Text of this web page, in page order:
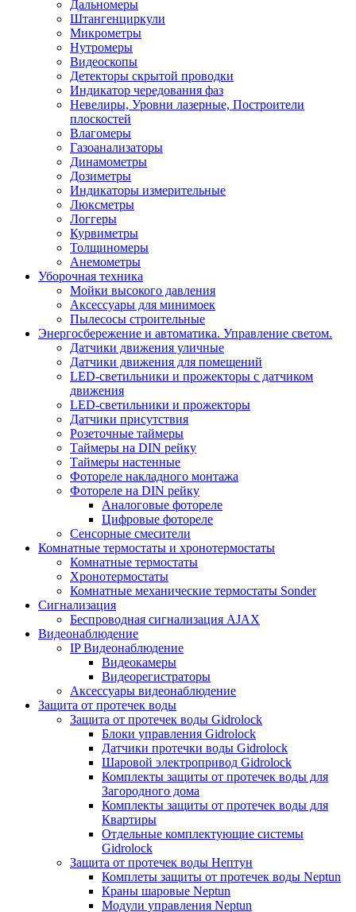
Дальномеры
Штангенциркули
Микрометры
Нутромеры
Видеоскопы
Детекторы скрытой проводки
Индикатор чередования фаз
Невелиры, Уровни лазерные, Построители
плоскостей
Влагомеры
Газоанализаторы
Динамометры
Дозиметры
Индикаторы измерительные
Люксметры
Логгеры
Курвиметры
Толщиномеры
Анемометры
Уборочная техника
Мойки высокого давления
Аксессуары для минимоек
Пылесосы строительные
Энергосбережение и автоматика. Управление светом.
Датчики движения уличные
Датчики движения для помещений
LED-светильники и прожекторы с датчиком
движения
LED-светильники и прожекторы
Датчики присутствия
Розеточные таймеры
Таймеры на DIN рейку
Таймеры настенные
Фотореле накладного монтажа
Фотореле на DIN рейку
Аналоговые фотореле
Цифровые фотореле
Сенсорные смесители
Комнатные термостаты и хронотермостаты
Комнатные термостаты
Хронотермостаты
Комнатные механические термостаты Sonder
Сигнализация
Беспроводная сигнализация AJAX
Видеонаблюдение
IP Видеонаблюдение
Видеокамеры
Видеорегистраторы
Аксессуары видеонаблюдение
Защита от протечек воды
Защита от протечек воды Gidrolock
Блоки управления Gidrolock
Датчики протечки воды Gidrolock
Шаровой электропривод Gidrolock
Комплекты защиты от протечек воды для
Загородного дома
Комплекты защиты от протечек воды для
Квартиры
Отдельные комплектующие системы
Gidrolock
Защита от протечек воды Нептун
Комплеты защиты от протечек воды Neptun
Краны шаровые Neptun
Модули управления Neptun